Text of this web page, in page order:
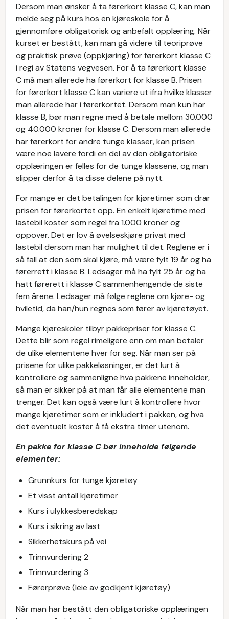
Dersom man ønsker å ta førerkort klasse C, kan man
melde seg på kurs hos en kjøreskole for å
gjennomføre obligatorisk og anbefalt opplæring. Når
kurset er bestått, kan man gå videre til teoriprøve
og praktisk prøve (oppkjøring) for førerkort klasse C
i regi av Statens vegvesen. For å ta førerkort klasse
C må man allerede ha førerkort for klasse B. Prisen
for førerkort klasse C kan variere ut ifra hvilke klasser
man allerede har i førerkortet. Dersom man kun har
klasse B, bør man regne med å betale mellom 30.000
og 40.000 kroner for klasse C. Dersom man allerede
har førerkort for andre tunge klasser, kan prisen
være noe lavere fordi en del av den obligatoriske
opplæringen er felles for de tunge klassene, og man
slipper derfor å ta disse delene på nytt.
For mange er det betalingen for kjøretimer som drar
prisen for førerkortet opp. En enkelt kjøretime med
lastebil koster som regel fra 1.000 kroner og
oppover. Det er lov å øvelseskjøre privat med
lastebil dersom man har mulighet til det. Reglene er i
så fall at den som skal kjøre, må være fylt 19 år og ha
førerrett i klasse B. Ledsager må ha fylt 25 år og ha
hatt førerett i klasse C sammenhengende de siste
fem årene. Ledsager må følge reglene om kjøre- og
hviletid, da han/hun regnes som fører av kjøretøyet.
Mange kjøreskoler tilbyr pakkepriser for klasse C.
Dette blir som regel rimeligere enn om man betaler
de ulike elementene hver for seg. Når man ser på
prisene for ulike pakkeløsninger, er det lurt å
kontrollere og sammenligne hva pakkene inneholder,
så man er sikker på at man får alle elementene man
trenger. Det kan også være lurt å kontrollere hvor
mange kjøretimer som er inkludert i pakken, og hva
det eventuelt koster å få ekstra timer utenom.
En pakke for klasse C bør inneholde følgende
elementer:
Grunnkurs for tunge kjøretøy
Et visst antall kjøretimer
Kurs i ulykkesberedskap
Kurs i sikring av last
Sikkerhetskurs på vei
Trinnvurdering 2
Trinnvurdering 3
Førerprøve (leie av godkjent kjøretøy)
Når man har bestått den obligatoriske opplæringen